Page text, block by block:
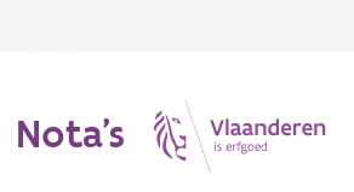
Nota's